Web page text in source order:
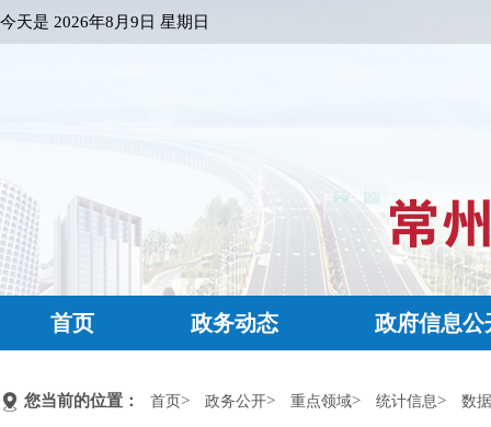
今天是 2026年8月9日 星期日
首页 政务动态 政府信息公
您当前的位置： 首页> 政务公开> 重点领域> 统计信息> 数